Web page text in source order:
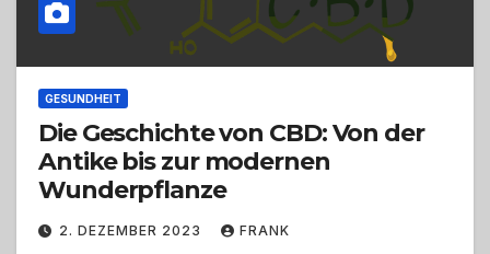
GESUNDHEIT
Die Geschichte von CBD: Von der
Antike bis zur modernen
Wunderpflanze
2. DEZEMBER 2023 FRANK